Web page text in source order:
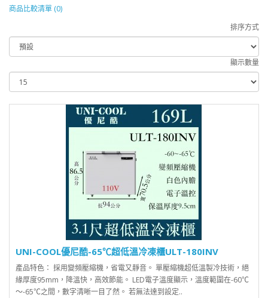
商品比較清單 (0)
排序方式
顯示數量
UNI-COOL優尼酷-65℃超低溫冷凍櫃ULT-180INV
產品特色： 採用變頻壓縮機，省電又靜音。 單壓縮機超低溫製冷技術，絕
緣厚度95mm，降溫快，高效節能。 LED電子溫度顯示，溫度範圍在-60℃
～-65℃之間，數字清晰一目了然。 若無法達到設定..